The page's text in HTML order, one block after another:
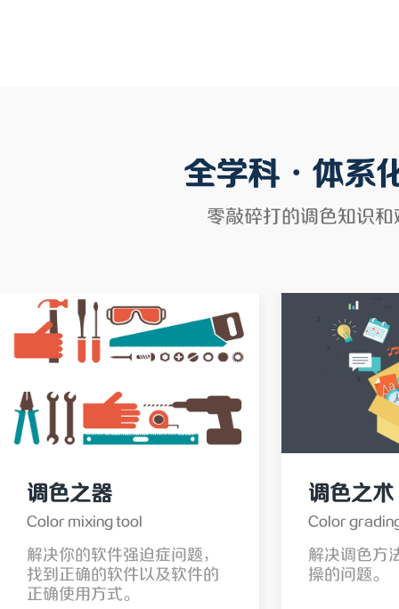
全学科•体系
零敲碎打的调色知识
调色之器
Color mixing tool
解决你的软件强迫症问题，
找到正确的软件以及软件的
正确使用方式。
调色之术
Color
解决调色方
操的问题。